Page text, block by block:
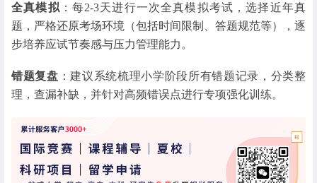
全真模拟 ：每2-3天进行一次全真模拟考试，选择近年真
题，严格还原考场环境（包括时间限制、答题规范等），逐
步培养应试节奏感与压力管理能力。
错题复盘 ：建议系统梳理小学阶段所有错题记录，分类整
理，查漏补缺，并针对高频错误点进行专项强化训练。